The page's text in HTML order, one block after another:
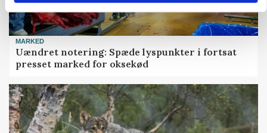
MARKED
Uændret notering: Spæde lyspunkter i fortsat
presset marked for oksekød